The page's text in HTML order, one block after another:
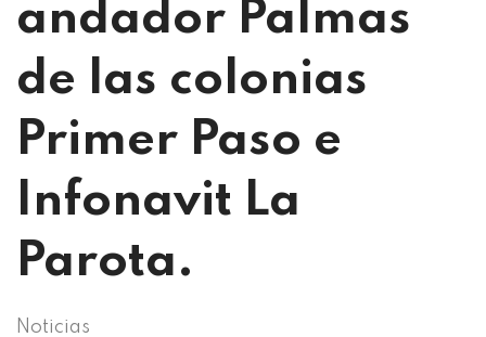
andador Palmas
de las colonias
Primer Paso e
Infonavit La
Parota.
Noticias